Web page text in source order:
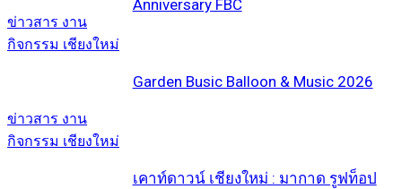
ข่าวสาร งาน
กิจกรรม เชียงใหม่
Anniversary FBC
ข่าวสาร งาน
กิจกรรม เชียงใหม่
Garden Busic Balloon & Music 2026
เคาท์ดาวน์ เชียงใหม่ : มากาด รูฟท็อป